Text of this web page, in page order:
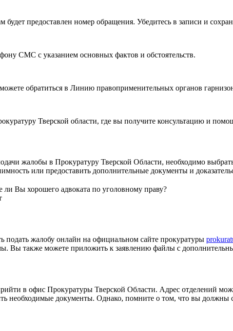
предоставлен номер обращения. Убедитесь в записи и
СМС с указанием основных фактов и обстоятельств.
обратиться в Линию правоприменительных органов
Тверской области, где вы получите консультацию и
жалобы в Прокуратуру Тверской Области, необходимо
или предоставить дополнительные документы и
ли Вы хорошего адвоката по уголовному праву?
подать жалобу онлайн на официальном сайте прокуратуры
Вы также можете приложить к заявлению файлы с
в офис Прокуратуры Тверской Области. Адрес отделений
необходимые документы. Однако, помните о том, что вы должны